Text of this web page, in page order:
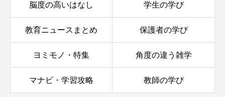
脳度の高いはなし 学生の学び
教育ニュースまとめ 保護者の学び
ヨミモノ・特集 角度の違う雑学
マナビ・学習攻略 教師の学び